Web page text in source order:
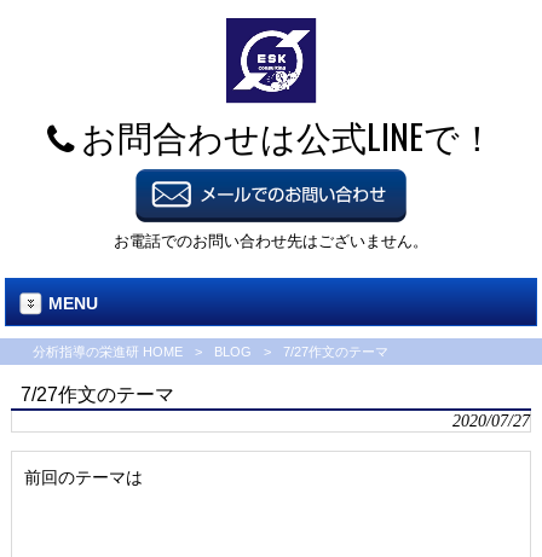
お問合わせは公式LINEで！
お電話でのお問い合わせ先はございません。
MENU
分析指導の栄進研 HOME > BLOG > 7/27作文のテーマ
7/27作文のテーマ
2020/07/27
前回のテーマは